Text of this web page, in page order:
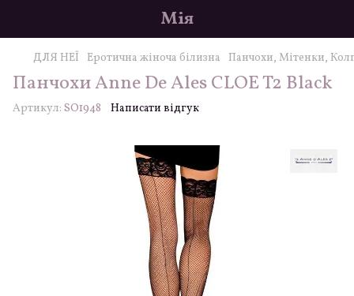
Мія
ДЛЯ НЕЇ Еротична жіноча білизна Панчохи, Мітенки,
Панчохи Anne De Ales CLOE T2 Black
Артикул: SO1948 Написати відгук